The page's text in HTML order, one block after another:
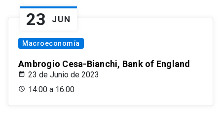
23 JUN
Macroeconomía
Ambrogio Cesa-Bianchi, Bank of England
23 de Junio de 2023
14:00 a 16:00